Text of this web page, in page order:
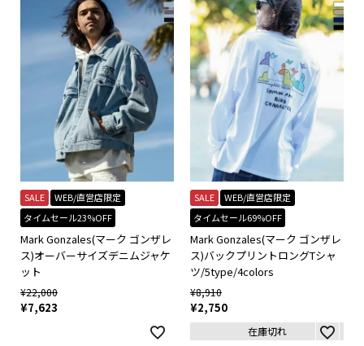
SALE
WEB/直営店限定
タイムセール23%OFF
Mark Gonzales(マーク ゴンザレ
ス)オーバーサイズデニムジャケ
ット
¥22,000
¥7,623
SALE
WEB/直営店限定
タイムセール69%OFF
Mark Gonzales(マーク ゴンザレ
ス)バックプリントロングTシャ
ツ/5type/4colors
¥8,910
¥2,750
在庫切れ